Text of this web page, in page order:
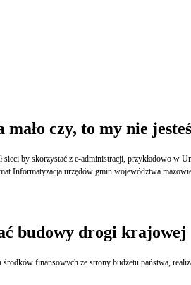
czy, to my nie
sieci by skorzystać z e-administracji, przykładowo
Informatyzacja urzędów gmin województwa
budowy drogi krajowej
finansowych ze strony budżetu państwa, realizacja